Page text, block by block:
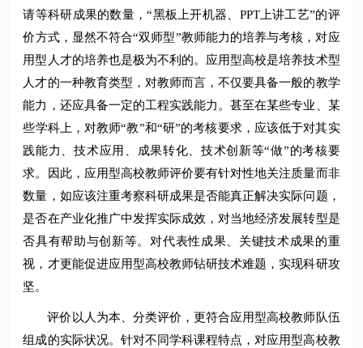
请等科研成果的数量，“黑板上开机器、PPT上讲工艺”的评
价方式，显然不符合“双师型”教师能力的培养与考核，对应
用型人才的培养也是极为不利的。应用型高校是培养技术型
人才的一种教育类型，对教师而言，不仅要具备一般的教学
能力，还应具备一定的工程实践能力。甚至在某些专业、某
些学科上，对教师“教”和“研”的考核要求，应该低于对其实
践能力、技术应用、成果转化、技术创新等“做”的考核要
求。因此，应用型高校教师评价要有针对性地关注质量而非
数量，如应该注重考察科研成果是否能真正解决实际问题，
是否在产业化推广中发挥实际成效，对当地经济发展转型是
否具有帮助与创新等。对代表性成果、关键技术成果的重
视，才更能促进应用型高校教师钻研技术难题，实现科研攻
坚。
评价以人为本、分类评价，更符合应用型高校教师队伍
组成的实际状况。针对不同学科课程特点，对应用型高校教